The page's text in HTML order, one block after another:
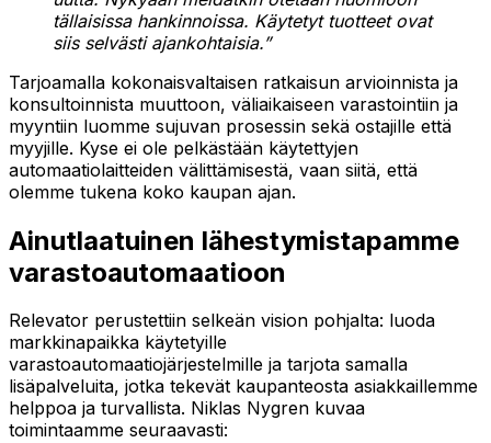
tällaisissa hankinnoissa. Käytetyt tuotteet ovat
siis selvästi ajankohtaisia.”
Tarjoamalla kokonaisvaltaisen ratkaisun arvioinnista ja
konsultoinnista muuttoon, väliaikaiseen varastointiin ja
myyntiin luomme sujuvan prosessin sekä ostajille että
myyjille. Kyse ei ole pelkästään käytettyjen
automaatiolaitteiden välittämisestä, vaan siitä, että
olemme tukena koko kaupan ajan.
Ainutlaatuinen lähestymistapamme
varastoautomaatioon
Relevator perustettiin selkeän vision pohjalta: luoda
markkinapaikka käytetyille
varastoautomaatiojärjestelmille ja tarjota samalla
lisäpalveluita, jotka tekevät kaupanteosta asiakkaillemme
helppoa ja turvallista. Niklas Nygren kuvaa
toimintaamme seuraavasti: